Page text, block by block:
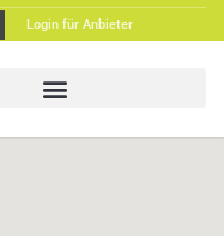
Login für Anbieter